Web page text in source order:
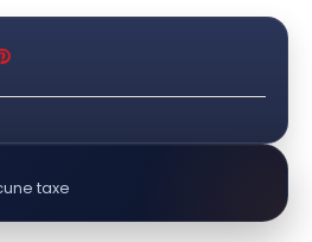
taxe